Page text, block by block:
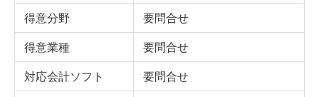
得意分野 要問合せ
得意業種 要問合せ
対応会計ソフト 要問合せ